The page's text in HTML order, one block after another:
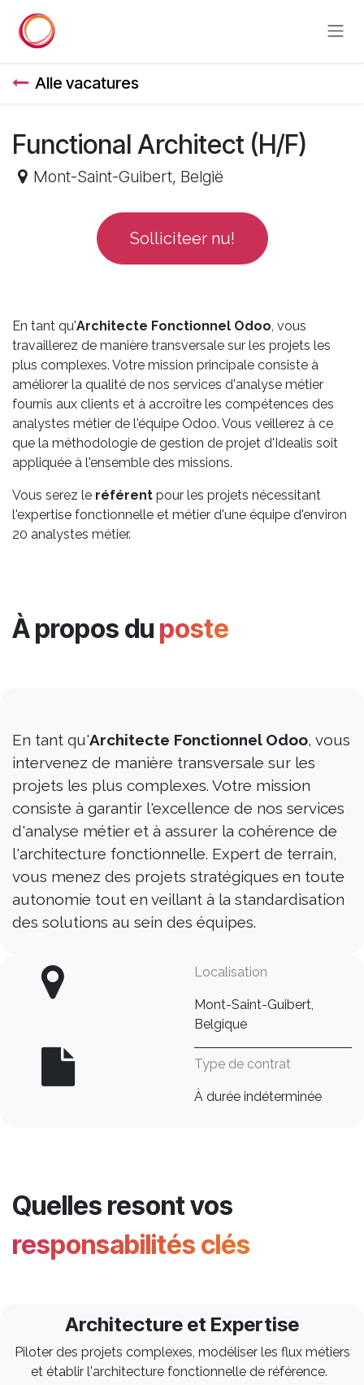
Alle vacatures
Functional Architect (H/F)
Mont-Saint-Guibert, België
Solliciteer nu!
En tant qu'Architecte Fonctionnel Odoo, vous
travaillerez de manière transversale sur les projets les
plus complexes. Votre mission principale consiste à
améliorer la qualité de nos services d'analyse métier
fournis aux clients et à accroître les compétences des
analystes métier de l'équipe Odoo. Vous veillerez à ce
que la méthodologie de gestion de projet d'Idealis soit
appliquée à l'ensemble des missions.
Vous serez le référent pour les projets nécessitant
l'expertise fonctionnelle et métier d'une équipe d'environ
20 analystes métier.
À propos du poste
En tant qu'Architecte Fonctionnel Odoo, vous
intervenez de manière transversale sur les
projets les plus complexes. Votre mission
consiste à garantir l'excellence de nos services
d'analyse métier et à assurer la cohérence de
l'architecture fonctionnelle. Expert de terrain,
vous menez des projets stratégiques en toute
autonomie tout en veillant à la standardisation
des solutions au sein des équipes.
Localisation
Mont-Saint-Guibert,
Belgique
Type de contrat
À durée indéterminée
Quelles resont vos
responsabilités clés
Architecture et Expertise
Piloter des projets complexes, modéliser les flux métiers
et établir l'architecture fonctionnelle de référence.